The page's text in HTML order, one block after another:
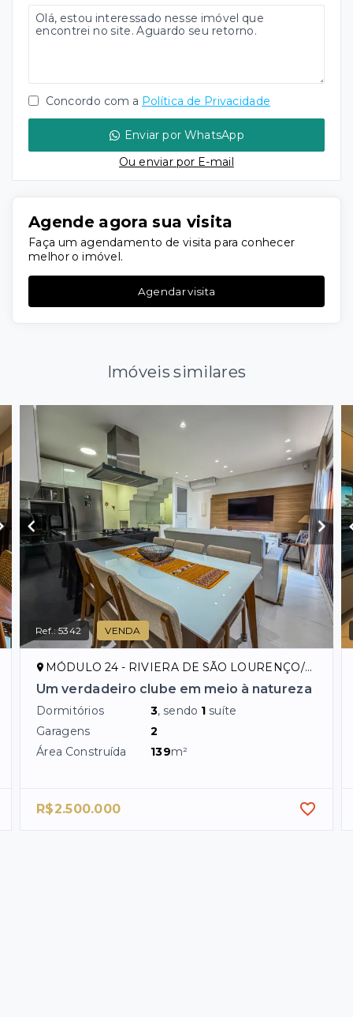
Concordo com a Política de Privacidade
Enviar por WhatsApp
Ou enviar por E-mail
Agende agora sua visita
Faça um agendamento de visita para conhecer
melhor o imóvel.
Agendar visita
Imóveis similares
Ref.:5342 VENDA
MÓDULO 24 - RIVIERA DE SÃO LOURENÇO/SP
Um verdadeiro clube em meio à natureza
Dormitórios 3, sendo 1 suíte
Garagens
2
Área Construída
139m²
R$2.500.000